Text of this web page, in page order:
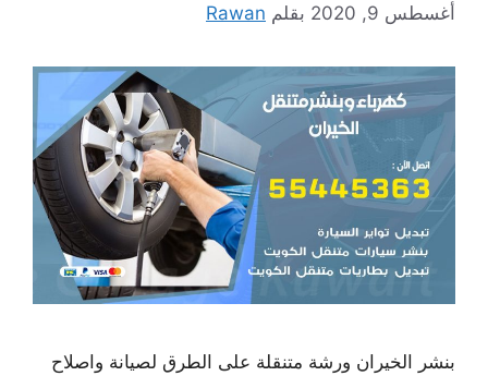
أغسطس 9, 2020 بقلم Rawan
بنشر الخيران ورشة متنقلة على الطرق لصيانة واصلاح